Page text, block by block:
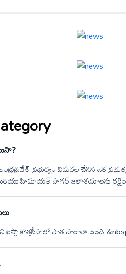
ప్రభుత్వం విడుదల చేసిన ఒక
హిమాయత్ సాగర్ జలాశయాలను
కొత్తసీసాలో పాత సారాలా